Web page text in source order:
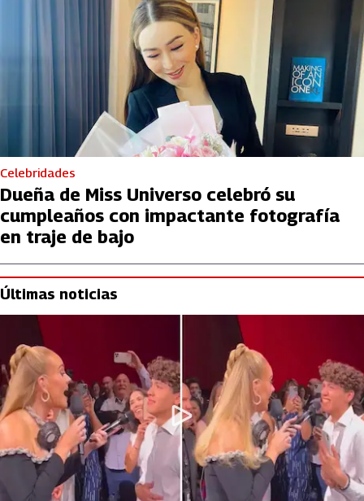
Celebridades
Dueña de Miss Universo celebró su
cumpleaños con impactante fotografía
en traje de bajo
Últimas noticias